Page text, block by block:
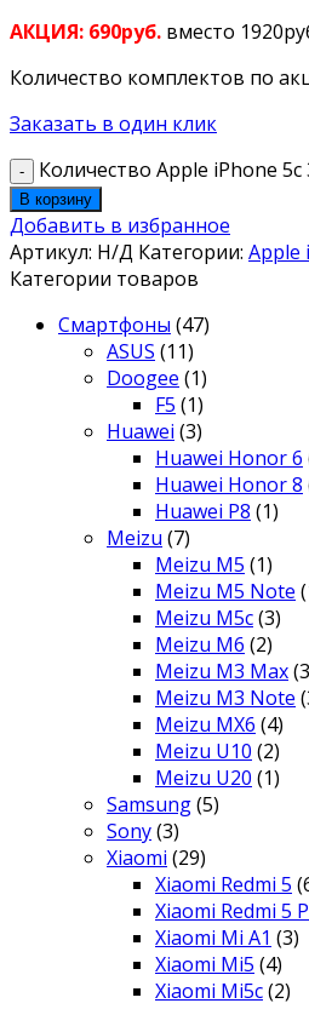
АКЦИЯ: 690руб. вместо
Количество комплектов по
Заказать в один клик
Количество Apple iPhone
В корзину
Добавить в избранное
Артикул: Н/Д Категории: Apple
Категории товаров
Смартфоны (47)
ASUS (11)
Doogee (1)
F5 (1)
Huawei (3)
Huawei Honor 6
Huawei Honor 8
Huawei P8 (1)
Meizu (7)
Meizu M5 (1)
Meizu M5 Note
Meizu M5c(3)
Meizu M6 (2)
Meizu M3 Max
Meizu M3 Note
Meizu MX6 (4)
Meizu U10 (2)
Meizu U20 (1)
Samsung(5)
Sony(3)
Xiaomi (29)
Xiaomi Redmi 5
Xiaomi Redmi 5
Xiaomi Mi A1 (3)
Xiaomi Mi5 (4)
Xiaomi Mi5c(2)